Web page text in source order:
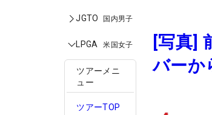
JGTO 国内男子
LPGA 米国女子
ツアーメニ
ュー
ツアーTOP
[写真]
バーか